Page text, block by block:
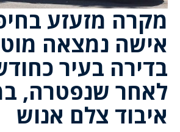
מקרה מזעזע
אישה נמצאה
בדירה בעיר
לאחר שנפטרה,
איבוד צלם אנוש